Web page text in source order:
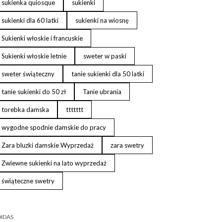
sukienka quiosque sukienki
sukienki dla 60 latki sukienki na wiosnę
Sukienki włoskie i francuskie
Sukienki włoskie letnie sweter w paski
sweter świąteczny tanie sukienki dla 50 latki
tanie sukienki do 50 zł Tanie ubrania
torebka damska ttttttt
wygodne spodnie damskie do pracy
Zara bluzki damskie Wyprzedaż zara swetry
Zwiewne sukienki na lato wyprzedaż
świąteczne swetry